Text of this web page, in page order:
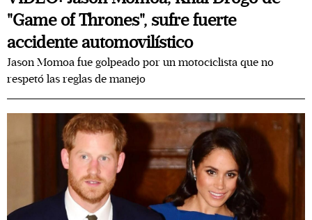
"Game of Thrones", sufre fuerte
accidente automovilístico
Jason Momoa fue golpeado por un motociclista que no
respetó las reglas de manejo